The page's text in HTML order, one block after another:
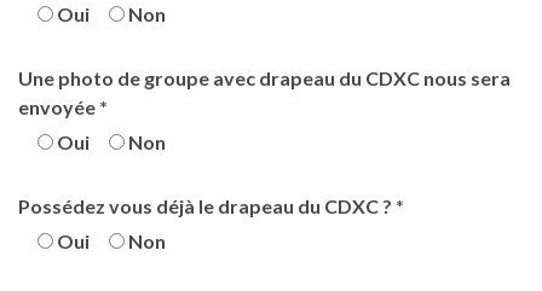
Oui
Non
Une photo de groupe avec drapeau du CDXC nous sera
envoyée *
Oui
Non
Possédez vous déjà le drapeau du CDXC ? *
Oui
Non